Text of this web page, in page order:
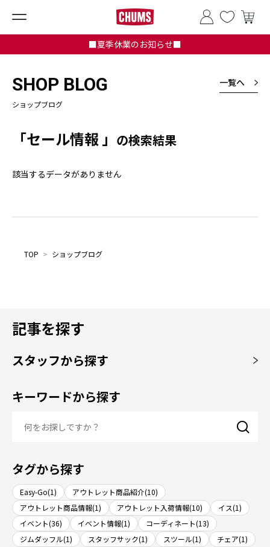
■夏季休業のお知らせ■
SHOP BLOG
ショップブログ
一覧へ
「セール情報 」 の検索結果
該当するデータがありません
TOP > ショップブログ
記事を探す
スタッフから探す
キーワードから探す
タグから探す
Easy-Go(1)
アウトレット商品紹介(10)
アウトレット商品情報(1)
アウトレット入荷情報(10)
イス(1)
イベント(36)
イベント情報(1)
コーディネート(13)
ジムダッフル(1)
スタッフサック(1) スツール(1)
チェア(1)